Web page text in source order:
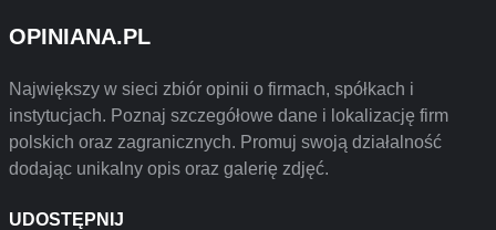
OPINIANA.PL
Największy w sieci zbiór opinii o firmach, spółkach i
instytucjach. Poznaj szczegółowe dane i lokalizację firm
polskich oraz zagranicznych. Promuj swoją działalność
dodając unikalny opis oraz galerię zdjęć.
UDOSTĘPNIJ